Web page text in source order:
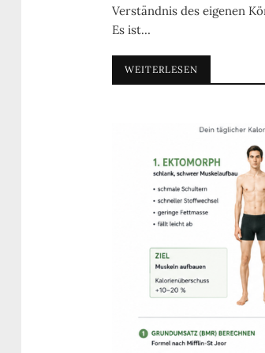
Verständnis des eigenen
Es ist…
WEITERLESEN